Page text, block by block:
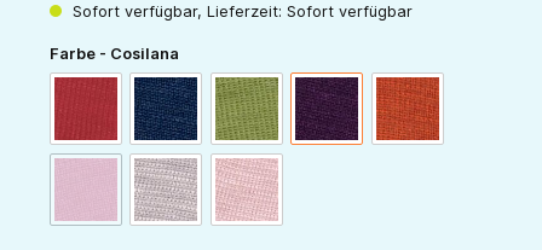
Sofort verfügbar, Lieferzeit: Sofort verfügbar
Farbe - Cosilana
marine grün pflaume orange
(Diese Option ist zurzeit nicht verfügbar.)
grau rose